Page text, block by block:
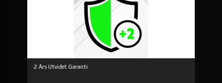
2 Års Utvidet Garanti